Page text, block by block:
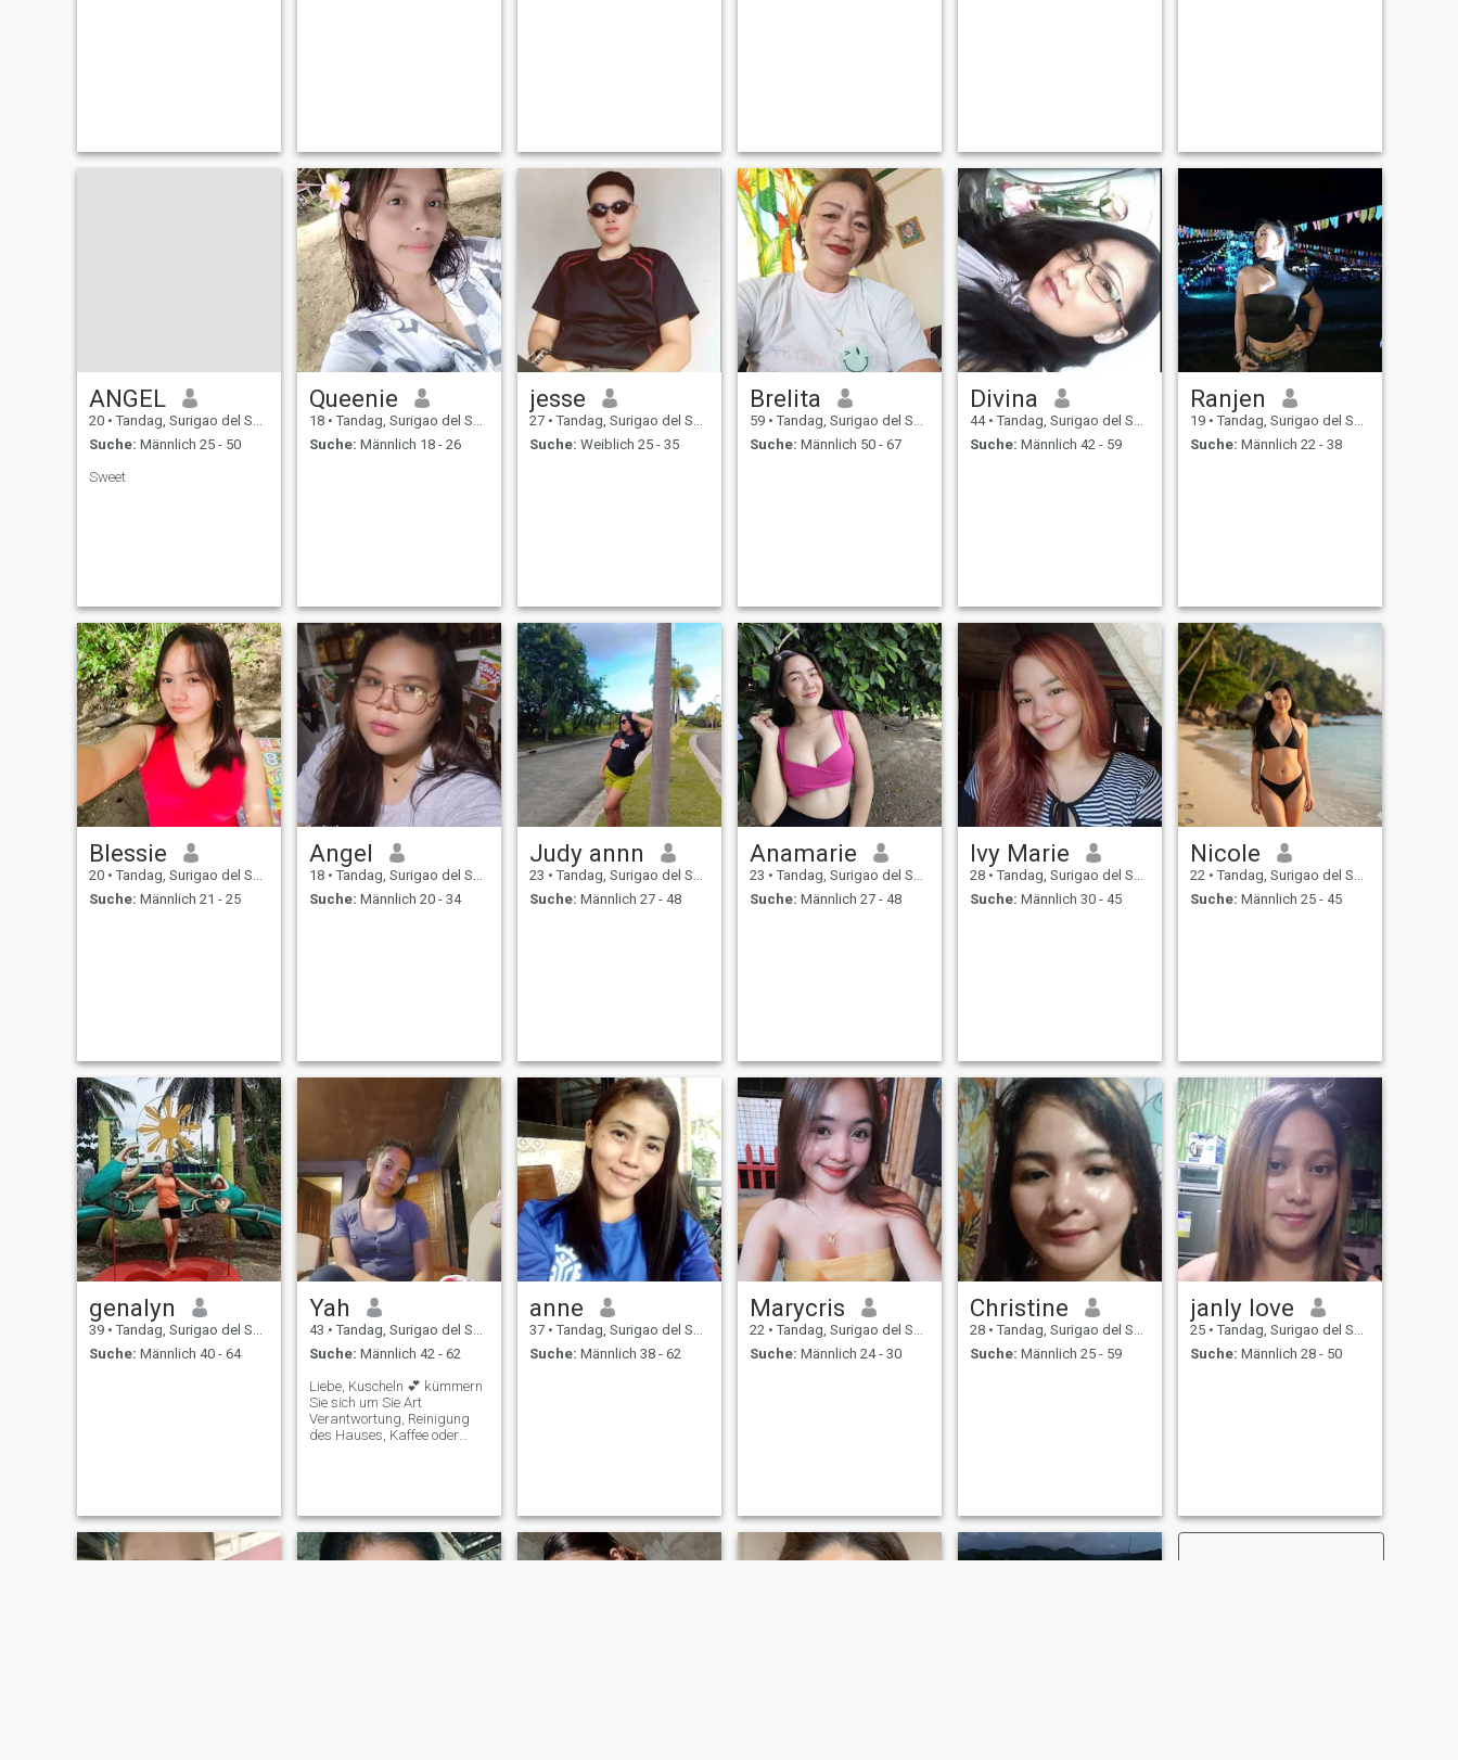
ANGEL
20 • Tandag, Surigao del Sur, Philippinen
Suche: Männlich 25 - 50
Sweet
Queenie
18 • Tandag, Surigao del Sur, Philippinen
Suche: Männlich 18 - 26
jesse
27 • Tandag, Surigao del Sur, Philippinen
Suche: Weiblich 25 - 35
Brelita
59 • Tandag, Surigao del Sur, Philippinen
Suche: Männlich 50 - 67
Divina
44 • Tandag, Surigao del Sur, Philippinen
Suche: Männlich 42 - 59
Ranjen
19 • Tandag, Surigao del Sur, Philippinen
Suche: Männlich 22 - 38
Blessie
20 • Tandag, Surigao del Sur, Philippinen
Suche: Männlich 21 - 25
Angel
18 • Tandag, Surigao del Sur, Philippinen
Suche: Männlich 20 - 34
Judy annn
23 • Tandag, Surigao del Sur, Philippinen
Suche: Männlich 27 - 48
Anamarie
23 • Tandag, Surigao del Sur, Philippinen
Suche: Männlich 27 - 48
Ivy Marie
28 • Tandag, Surigao del Sur, Philippinen
Suche: Männlich 30 - 45
Nicole
22 • Tandag, Surigao del Sur, Philippinen
Suche: Männlich 25 - 45
genalyn
39 • Tandag, Surigao del Sur, Philippinen
Suche: Männlich 40 - 64
Yah
43 • Tandag, Surigao del Sur, Philippinen
Suche: Männlich 42 - 62
Liebe, Kuscheln 💕 kümmern
Sie sich um Sie Art
Verantwortung, Reinigung
des Hauses, Kaffee oder
mache nur Make-up, um
hübsch zu sein und Snacks
zu essen. Gehen und frische
Luft riechen, am Telefon
anne
37 • Tandag, Surigao del Sur, Philippinen
Suche: Männlich 38 - 62
Marycris
22 • Tandag, Surigao del Sur, Philippinen
Suche: Männlich 24 - 30
Christine
28 • Tandag, Surigao del Sur, Philippinen
Suche: Männlich 25 - 59
janly love
25 • Tandag, Surigao del Sur, Philippinen
Suche: Männlich 28 - 50